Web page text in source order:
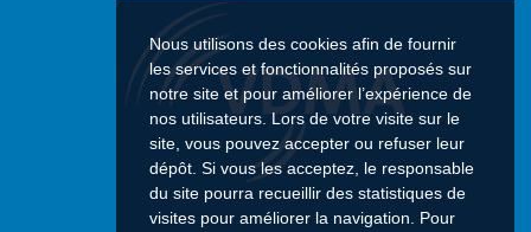
Nous utilisons des cookies afin de fournir
les services et fonctionnalités proposés sur
notre site et pour améliorer l’expérience de
nos utilisateurs. Lors de votre visite sur le
site, vous pouvez accepter ou refuser leur
dépôt. Si vous les acceptez, le responsable
du site pourra recueillir des statistiques de
visites pour améliorer la navigation. Pour